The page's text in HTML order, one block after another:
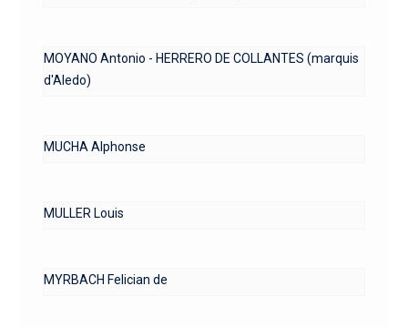
MOYANO Antonio - HERRERO DE COLLANTES (marquis
d'Aledo)
MUCHA Alphonse
MULLER Louis
MYRBACH Felician de